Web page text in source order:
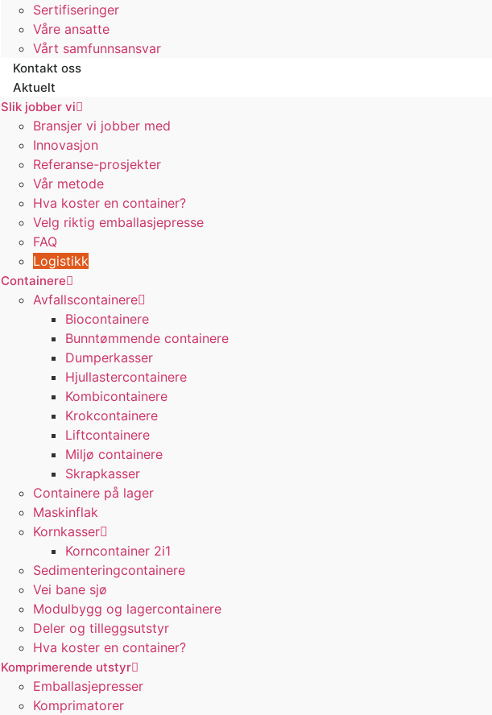
Sertifiseringer
Våre ansatte
Vårt samfunnsansvar
Kontakt oss
Aktuelt
Slik jobber vi
Bransjer vi jobber med
Innovasjon
Referanse-prosjekter
Vår metode
Hva koster en container?
Velg riktig emballasjepresse
FAQ
Logistikk
Containere
Avfallscontainere
Biocontainere
Bunntømmende containere
Dumperkasser
Hjullastercontainere
Kombicontainere
Krokcontainere
Liftcontainere
Miljø containere
Skrapkasser
Containere på lager
Maskinflak
Kornkasser
Korncontainer 2i1
Sedimenteringcontainere
Vei bane sjø
Modulbygg og lagercontainere
Deler og tilleggsutstyr
Hva koster en container?
Komprimerende utstyr
Emballasjepresser
Komprimatorer